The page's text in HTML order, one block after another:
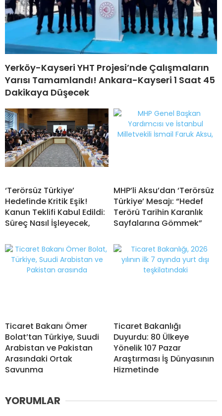
Yerköy-Kayseri YHT Projesi’nde Çalışmaların
Yarısı Tamamlandı! Ankara-Kayseri 1 Saat 45
Dakikaya Düşecek
‘Terörsüz Türkiye’
Hedefinde Kritik Eşik!
Kanun Teklifi Kabul Edildi:
Süreç Nasıl İşleyecek,
MHP’li Aksu’dan ‘Terörsüz
Türkiye’ Mesajı: “Hedef
Terörü Tarihin Karanlık
Sayfalarına Gömmek”
Ticaret Bakanı Ömer
Bolat’tan Türkiye, Suudi
Arabistan ve Pakistan
Arasındaki Ortak
Savunma
Ticaret Bakanlığı
Duyurdu: 80 Ülkeye
Yönelik 107 Pazar
Araştırması İş Dünyasının
Hizmetinde
YORUMLAR